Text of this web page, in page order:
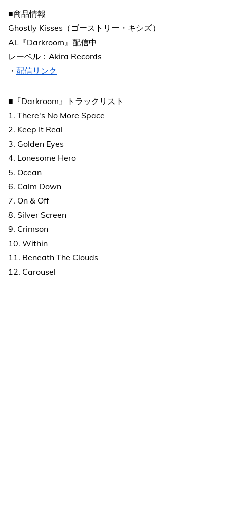
■商品情報
Ghostly Kisses（ゴーストリー・キシズ）
AL『Darkroom』配信中
レーベル：Akira Records
・ 配信リンク
■『Darkroom』トラックリスト
1. There's No More Space
2. Keep It Real
3. Golden Eyes
4. Lonesome Hero
5. Ocean
6. Calm Down
7. On & Off
8. Silver Screen
9. Crimson
10. Within
11. Beneath The Clouds
12. Carousel